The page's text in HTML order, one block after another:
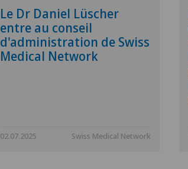
Le Dr Daniel Lüscher
entre au conseil
d'administration de Swiss
Medical Network
02.07.2025 Swiss Medical Network